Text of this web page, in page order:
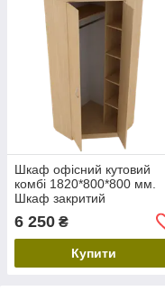
Шкаф офісний кутовий
комбі 1820*800*800 мм.
Шкаф закритий
універсальний для одягу,
документів ЛДСП
6 250 ₴
Купити